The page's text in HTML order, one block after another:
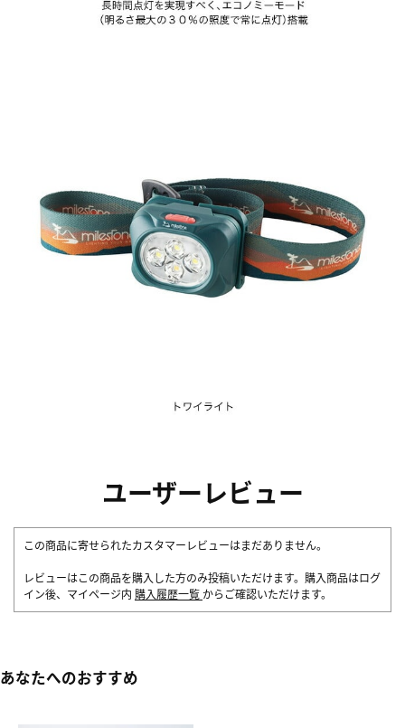
ユーザーレビュー
この商品に寄せられたカスタマーレビューはまだありません。
レビューはこの商品を購入した方のみ投稿いただけます。購入商品はログ
イン後、マイページ内 購入履歴一覧 からご確認いただけます。
あなたへのおすすめ